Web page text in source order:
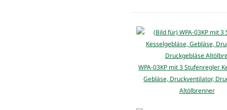
WPA-03KP mit 3 Stufenregler
Gebläse, Druckventilator,
Altölbrenner